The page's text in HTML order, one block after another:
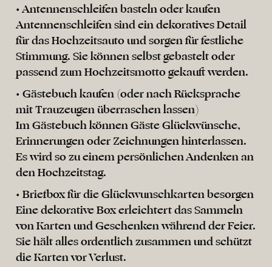
• Antennenschleifen basteln oder kaufen
Antennenschleifen sind ein dekoratives Detail
für das Hochzeitsauto und sorgen für festliche
Stimmung. Sie können selbst gebastelt oder
passend zum Hochzeitsmotto gekauft werden.
• Gästebuch kaufen (oder nach Rücksprache
mit Trauzeugen überraschen lassen)
Im Gästebuch können Gäste Glückwünsche,
Erinnerungen oder Zeichnungen hinterlassen.
Es wird so zu einem persönlichen Andenken an
den Hochzeitstag.
• Briefbox für die Glückwunschkarten besorgen
Eine dekorative Box erleichtert das Sammeln
von Karten und Geschenken während der Feier.
Sie hält alles ordentlich zusammen und schützt
die Karten vor Verlust.